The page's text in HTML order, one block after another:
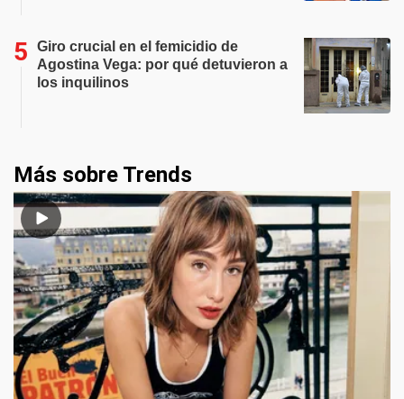
Giro crucial en el femicidio de
Agostina Vega: por qué detuvieron a
los inquilinos
Más sobre Trends